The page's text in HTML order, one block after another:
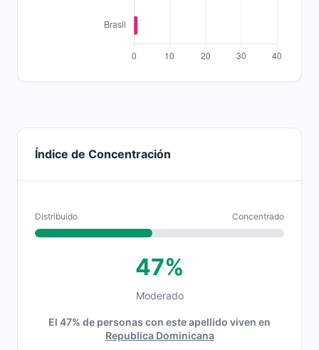
Índice de Concentración
Distribuido Concentrado
47%
Moderado
El 47% de personas con este apellido viven en
Republica Dominicana